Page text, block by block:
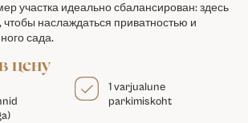
цену
1 varjualune
parkimiskoht
участка идеально сбалансирован: здесь
чтобы наслаждаться приватностью и
сада.